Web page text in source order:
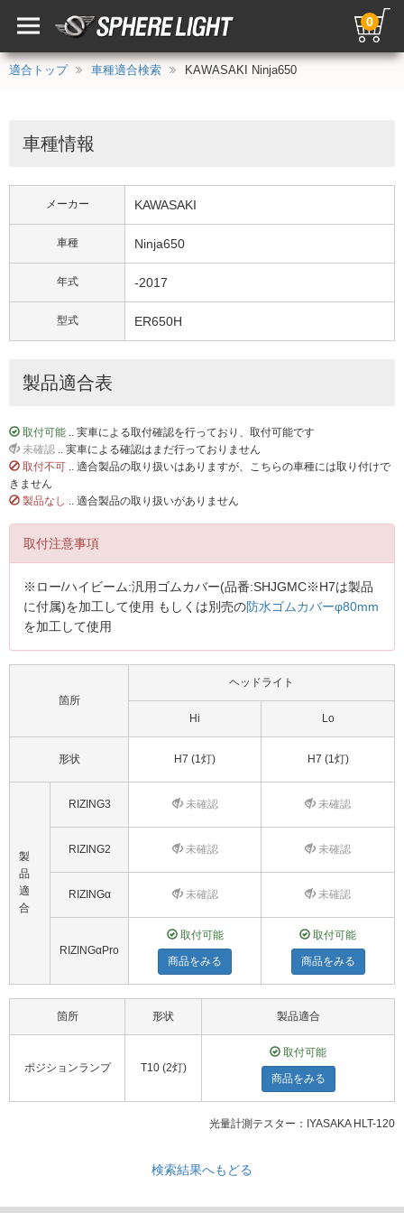
0
適合トップ 車種適合検索 KAWASAKI Ninja650
車種情報
メーカー KAWASAKI
車種 Ninja650
年式 -2017
型式 ER650H
製品適合表
取付可能 .. 実車による取付確認を行っており、取付可能です
未確認 .. 実車による確認はまだ行っておりません
取付不可 .. 適合製品の取り扱いはありますが、こちらの車種には取り付けで
きません
製品なし .. 適合製品の取り扱いがありません
取付注意事項
※ロー/ハイビーム:汎用ゴムカバー(品番:SHJGMC※H7は製品
に付属)を加工して使用 もしくは別売の防水ゴムカバーφ80mm
を加工して使用
箇所
ヘッドライト
Hi Lo
形状 H7 (1灯) H7 (1灯)
製
品
適
合
RIZING3 未確認 未確認
RIZING2 未確認 未確認
RIZINGα 未確認 未確認
RIZINGαPro
取付可能
商品をみる
取付可能
商品をみる
箇所 形状 製品適合
ポジションランプ T10 (2灯)
取付可能
商品をみる
光量計測テスター：IYASAKA HLT-120
検索結果へもどる